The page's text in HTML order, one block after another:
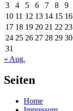
3
4 5 6 7 8
9
10 11 12 13 14 15 16
17 18 19 20 21 22 23
24 25 26 27 28 29 30
31
« Aug.
Seiten
Home